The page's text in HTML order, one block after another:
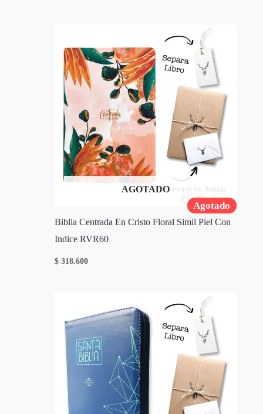
Agotado
AGOTADO
Biblia Centrada En Cristo Floral Simil Piel Con
Indice RVR60
$ 318.600